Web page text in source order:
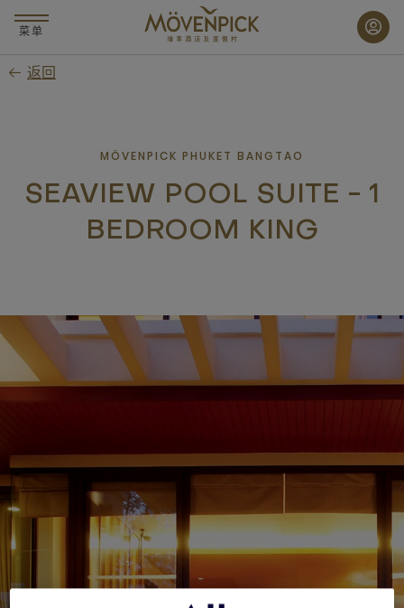
要
菜单
返回
MÖVENPICK PHUKET BANGTAO
SEAVIEW POOL SUITE - 1
BEDROOM KING